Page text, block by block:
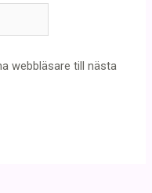
webbläsare till nästa